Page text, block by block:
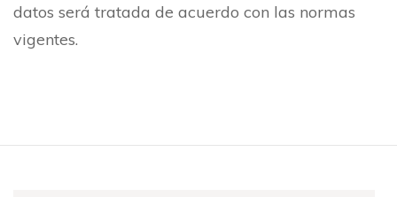
datos será tratada de acuerdo con las normas
vigentes.